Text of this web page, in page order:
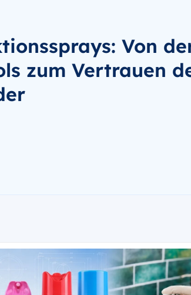
Von
zum Vertrauen